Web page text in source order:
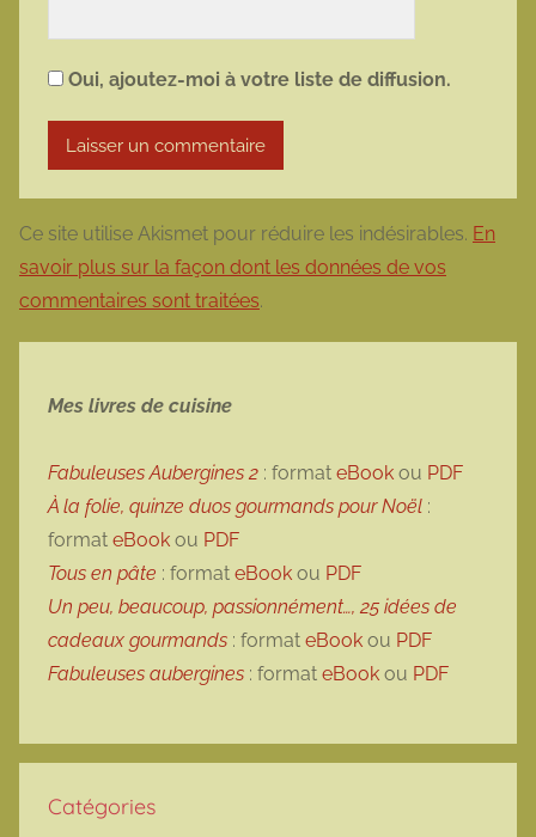
Oui, ajoutez-moi à votre liste de diffusion.
Ce site utilise Akismet pour réduire les indésirables. En
savoir plus sur la façon dont les données de vos
commentaires sont traitées.
Mes livres de cuisine
Fabuleuses Aubergines 2 : format eBook ou PDF
À la folie, quinze duos gourmands pour Noël :
format eBook ou PDF
Tous en pâte : format eBook ou PDF
Un peu, beaucoup, passionnément…, 25 idées de
cadeaux gourmands : format eBook ou PDF
Fabuleuses aubergines : format eBook ou PDF
Catégories